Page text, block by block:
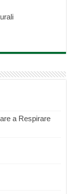
a Respirare